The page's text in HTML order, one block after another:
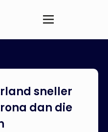
sneller
dan die